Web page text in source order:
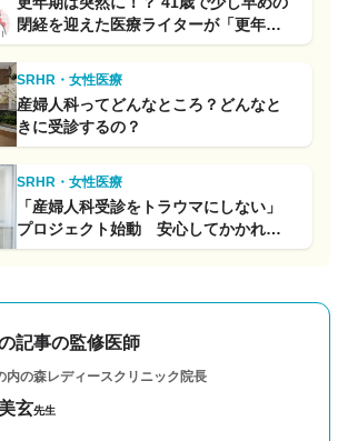
閉経を迎えた医療ライターが「更年期
は怖がらなくていい」と力説する理由
SRHR・女性医療
産婦人科ってどんなところ？どんなと
きに受診するの？
SRHR・女性医療
「産婦人科受診をトラウマにしない」
プロジェクト始動 安心してかかれる
ドクターのリストを試験公開しました
記事の監修医師
内の森レディースクリニック 院長
玄先生